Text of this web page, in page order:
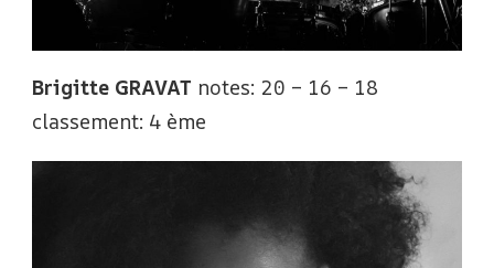
Brigitte GRAVAT notes: 20 – 16 – 18
classement: 4 ème